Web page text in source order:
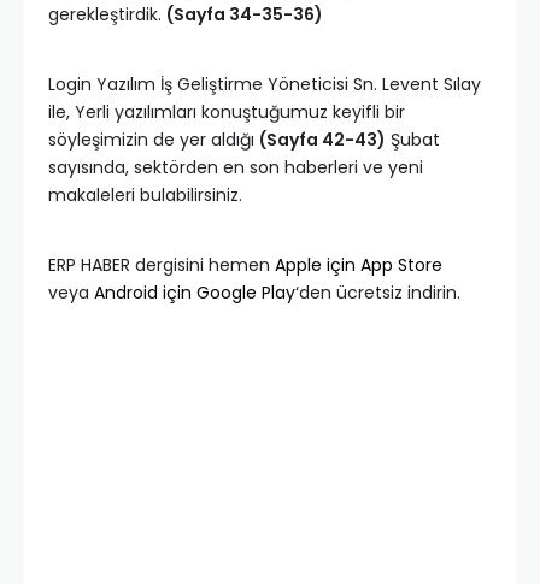
gerekleştirdik. (Sayfa 34-35-36)
Login Yazılım İş Geliştirme Yöneticisi Sn. Levent Sılay
ile, Yerli yazılımları konuştuğumuz keyifli bir
söyleşimizin de yer aldığı (Sayfa 42-43) Şubat
sayısında, sektörden en son haberleri ve yeni
makaleleri bulabilirsiniz.
ERP HABER dergisini hemen Apple için App Store
veya Android için Google Play‘den ücretsiz indirin.